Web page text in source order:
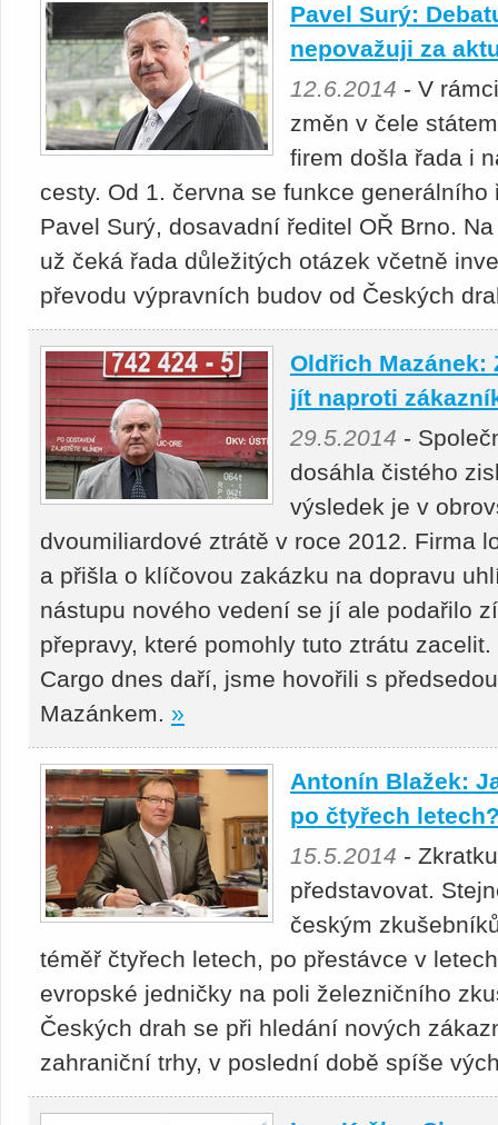
Pavel Surý:
nepovažuji za
12.6.2014 - V
změn v čele
firem došla řada i
cesty. Od 1. června se funkce
Pavel Surý, dosavadní ředitel OŘ Brno.
už čeká řada důležitých otázek včetně
převodu výpravních budov od Českých
Oldřich Mazánek:
jít naproti
29.5.2014 -
dosáhla čistého
výsledek je v
dvoumiliardové ztrátě v roce 2012. Firma
a přišla o klíčovou zakázku na dopravu
nástupu nového vedení se jí ale podařilo
přepravy, které pomohly tuto ztrátu
Cargo dnes daří, jsme hovořili s
Mazánkem. »
Antonín Blažek:
po čtyřech
15.5.2014 -
představovat.
českým
téměř čtyřech letech, po přestávce v
evropské jedničky na poli železničního
Českých drah se při hledání nových
zahraniční trhy, v poslední době spíše